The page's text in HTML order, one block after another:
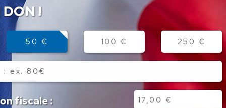
DON !
50 € 100 € 250 €
fiscale :